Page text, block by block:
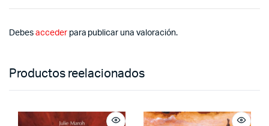
Debes accederpara publicar una valoración.
Productos reelacionados